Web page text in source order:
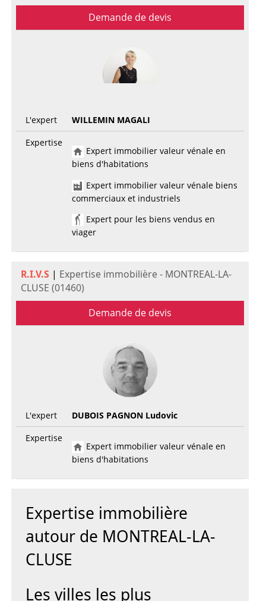
Demande de devis
L'expert
WILLEMIN MAGALI
Expertise
Expert immobilier valeur vénale en
biens d'habitations
Expert immobilier valeur vénale biens
commerciaux et industriels
Expert pour les biens vendus en
viager
R.I.V.S | Expertise immobilière - MONTREAL-LA-
CLUSE (01460)
Demande de devis
L'expert
DUBOIS PAGNON Ludovic
Expertise
Expert immobilier valeur vénale en
biens d'habitations
Expertise immobilière
autour de MONTREAL-LA-
CLUSE
Les villes les plus